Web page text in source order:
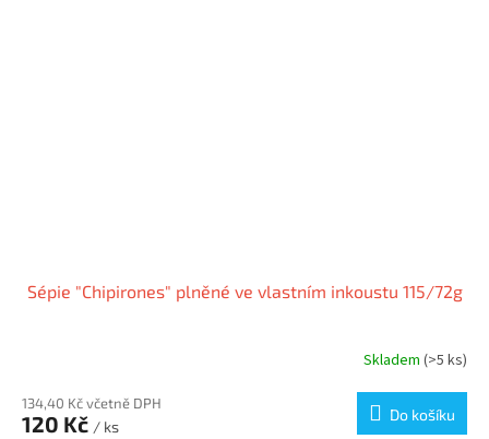
Sépie "Chipirones" plněné ve vlastním inkoustu 115/72g
Skladem (>5 ks)
134,40 Kč včetně DPH
120 Kč / ks
Do košíku